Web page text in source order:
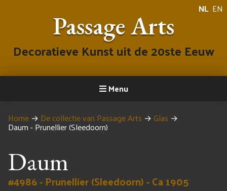
NL EN
Passage Arts
Decoratieve Kunst uit de 20ste Eeuw
Menu
Home → De collectie van Passage Arts → Glas →
Daum - Prunellier (Sleedoorn)
Daum
#4986 - Prunellier (Sleedoorn) - Ca 1905